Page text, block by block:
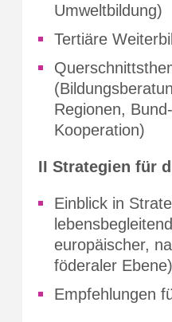
Umweltbildung)
Tertiäre
Regionen,
Kooperation)
II Strategien für
Einblick in
europäischer,
föderaler Ebene)
Empfehlungen